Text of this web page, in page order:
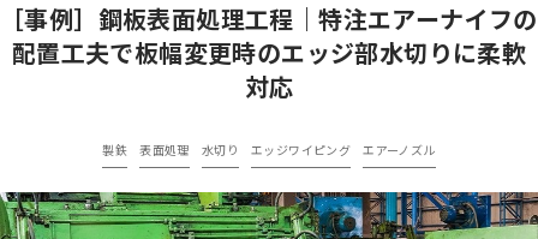
［事例］鋼板表面処理工程｜特注エアーナイフの
配置工夫で板幅変更時のエッジ部水切りに柔軟
対応
製鉄 表面処理 水切り エッジワイピング エアーノズル